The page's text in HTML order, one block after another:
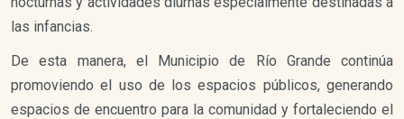
las infancias.
De esta manera, el Municipio de Río Grande continúa
promoviendo el uso de los espacios públicos, generando
espacios de encuentro para la comunidad y fortaleciendo el